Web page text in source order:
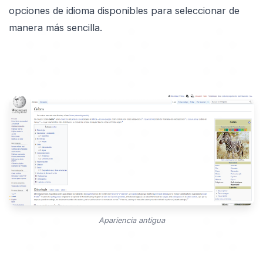
opciones de idioma disponibles para seleccionar de
manera más sencilla.
Apariencia antigua